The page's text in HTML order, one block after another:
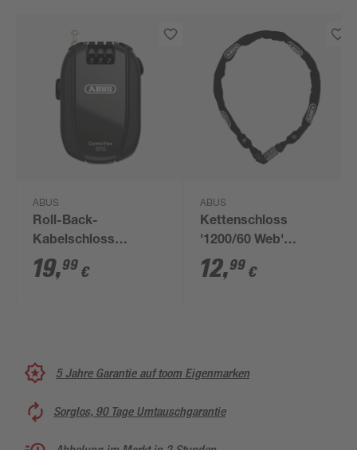
ABUS
Roll-Back-
Kabelschloss
'Combiflex Break 85'
schwarz Ø 1,5 x 85
19,99 €
ABUS
Kettenschloss
'1200/60 Web'
schwarz Ø 0,4 x 60
cm
12,99 €
5 Jahre Garantie auf toom Eigenmarken
Sorglos, 90 Tage Umtauschgarantie